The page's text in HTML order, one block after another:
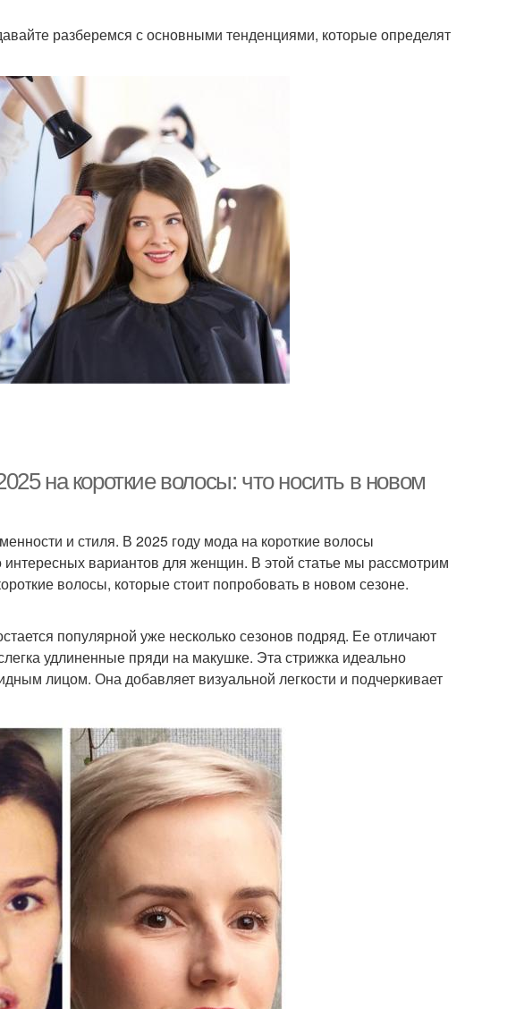
разберемся с основными тенденциями, которые определят
на короткие волосы: что носить в новом
и стиля. В 2025 году мода на короткие волосы
вариантов для женщин. В этой статье мы рассмотрим
волосы, которые стоит попробовать в новом сезоне.
популярной уже несколько сезонов подряд. Ее отличают
удлиненные пряди на макушке. Эта стрижка идеально
лицом. Она добавляет визуальной легкости и подчеркивает